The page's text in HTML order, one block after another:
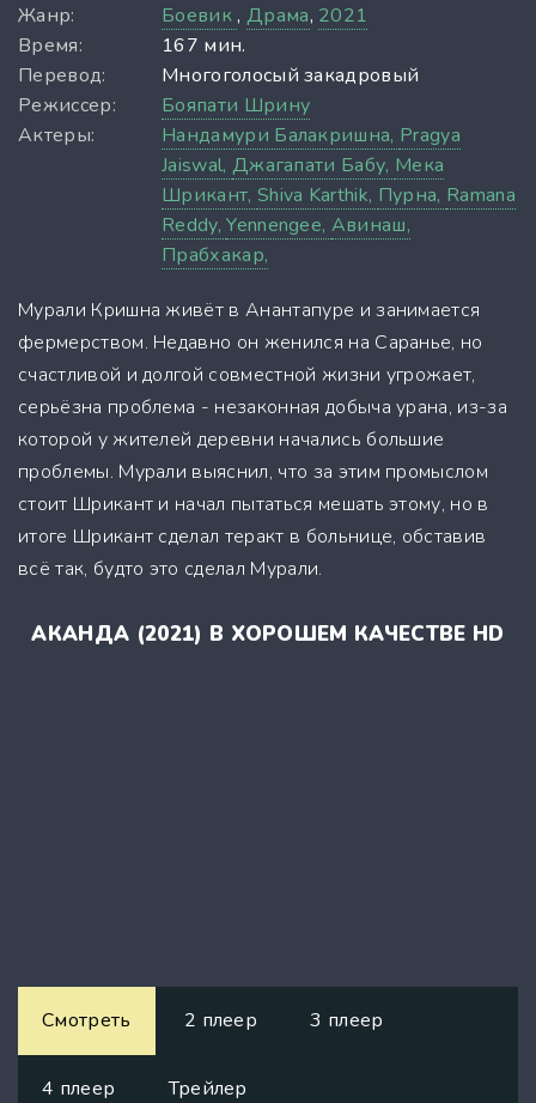
Жанр:
Боевик, Драма, 2021
Время:
167 мин.
Перевод:
Многоголосый закадровый
Режиссер:
Бояпати Шрину
Актеры:
Нандамури Балакришна, Pragya
Jaiswal, Джагапати Бабу, Мека
Шрикант, Shiva Karthik, Пурна, Ramana
Reddy,Yennengee, Авинаш,
Прабхакар,
Мурали Кришна живёт в Анантапуре и занимается
фермерством. Недавно он женился на Саранье, но
счастливой и долгой совместной жизни угрожает,
серьёзна проблема - незаконная добыча урана, из-за
которой у жителей деревни начались большие
проблемы. Мурали выяснил, что за этим промыслом
стоит Шрикант и начал пытаться мешать этому, но в
итоге Шрикант сделал теракт в больнице, обставив
всё так, будто это сделал Мурали.
АКАНДА (2021) В ХОРОШЕМ КАЧЕСТВЕ HD
Смотреть 2 плеер 3 плеер
4 плеер Трейлер